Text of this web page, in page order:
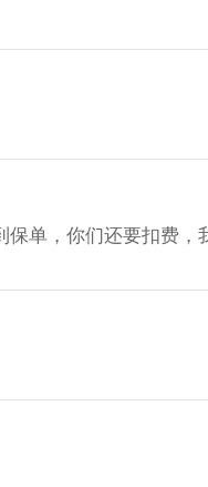
保单，你们还要扣费，